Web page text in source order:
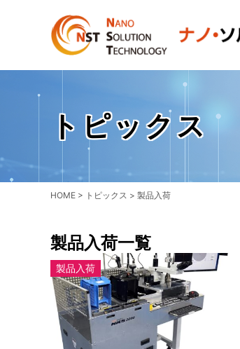
トピックス
HOME > トピックス > 製品入荷
製品入荷一覧
製品入荷